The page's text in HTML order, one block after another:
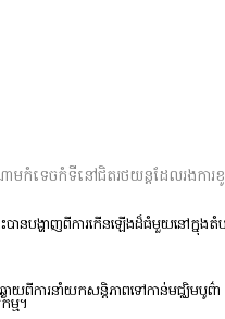
ទេចកំទីនៅជិតរថយន្តដែលរងការខូ
បានបង្ហាញពីការកើនឡើងដ៏ធំមួយនៅក្នុ
ពីការនាំយកសន្តិភាពទៅកាន់មជ្ឈិមបូព៌
ម។